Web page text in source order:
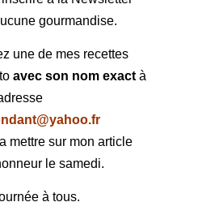
gourmandise.
une de mes recettes
avec son nom exactà
mettre sur mon article
le samedi.
à tous.